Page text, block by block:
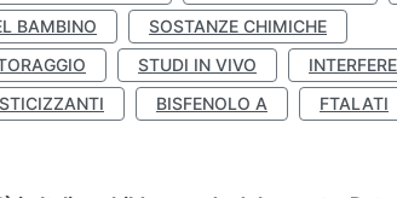
BAMBINO
SOSTANZE CHIMICHE
STUDI IN VIVO
BISFENOLO A
FTALATI